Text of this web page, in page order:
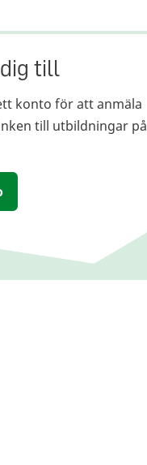
till
konto för att anmäla
till utbildningar på